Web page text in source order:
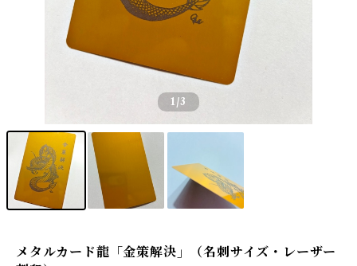
1 /3
メタルカード龍「金策解決」（名刺サイズ・レーザー